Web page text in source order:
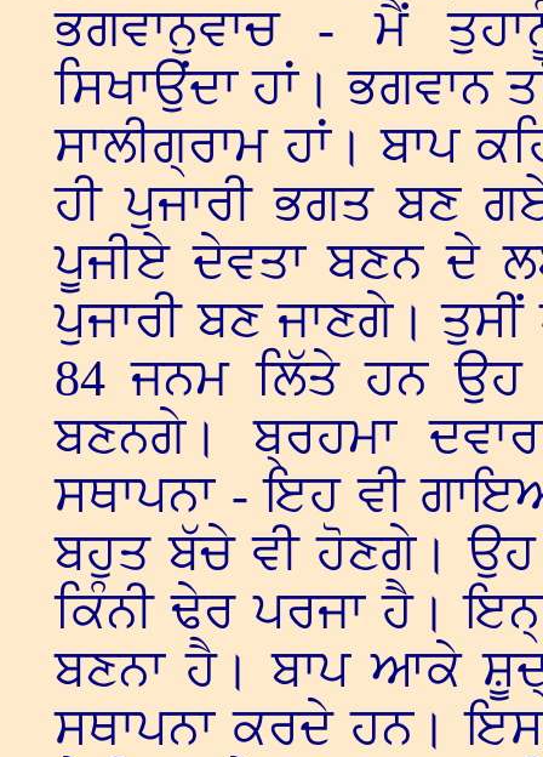
ਭਗਵਾਨੁਵਾਚ - ਮੈਂ
ਸਿਖਾਉਂਦਾ ਹਾਂ। ਭਗਵਾਨ
ਸਾਲੀਗ੍ਰਾਮ ਹਾਂ। ਬਾਪ
ਹੀ ਪੁਜਾਰੀ ਭਗਤ ਬਣ
ਪੂਜੀਏ ਦੇਵਤਾ ਬਣਨ ਦੇ
ਪੁਜਾਰੀ ਬਣ ਜਾਣਗੇ।
84 ਜਨਮ ਲਿੱਤੇ ਹਨ ਉਹ
ਬਣਨਗੇ। ਬ੍ਰਹਮਾ
ਸਥਾਪਨਾ - ਇਹ ਵੀ
ਬਹੁਤ ਬੱਚੇ ਵੀ ਹੋਣਗੇ। ਉਹ
ਕਿੰਨੀ ਢੇਰ ਪਰਜਾ ਹੈ।
ਬਣਨਾ ਹੈ। ਬਾਪ ਆਕੇ
ਸਥਾਪਨਾ ਕਰਦੇ ਹਨ।